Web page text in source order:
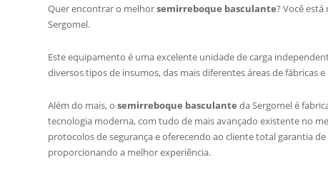
Quer encontrar o melhorsemirreboque basculante? Você
Sergomel.
Este equipamento é uma excelente unidade de carga
diversos tipos de insumos, das mais diferentes áreas de fábricas
Além do mais, osemirreboque basculante da Sergomel é
tecnologia moderna, com tudo de mais avançado existente no
protocolos de segurança e oferecendo ao cliente total garantia
proporcionando a melhor experiência.